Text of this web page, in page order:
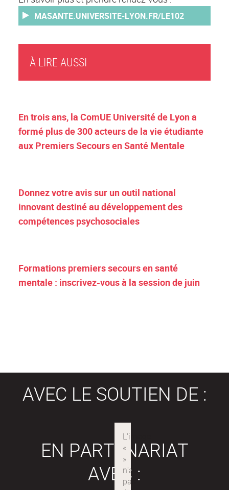
À LIRE AUSSI
En trois ans, la ComUE Université de Lyon a
formé plus de 300 acteurs de la vie étudiante
aux Premiers Secours en Santé Mentale
Donnez votre avis sur un outil national
innovant destiné au développement des
compétences psychosociales
Formations premiers secours en santé
mentale : inscrivez-vous à la session de juin
MASANTE.UNIVERSITE-LYON.FR/LE102
AVEC LE SOUTIEN DE :
EN PARTENARIAT
AVEC :